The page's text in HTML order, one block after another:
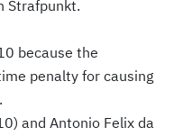
Strafpunkt.
because the
penalty for causing
and Antonio Felix da